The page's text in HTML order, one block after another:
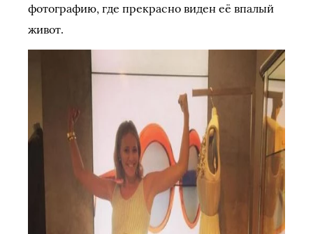
фотографию, где прекрасно виден её впалый
живот.